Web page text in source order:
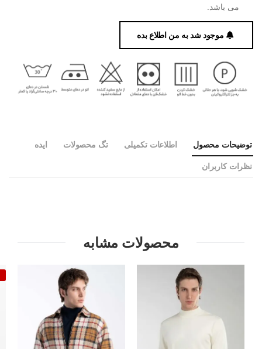
می باشد.
موجود شد به من اطلاع بده
توضیحات محصول اطلاعات تکمیلی تگ محصولات ایده
نظرات کاربران
محصولات مشابه